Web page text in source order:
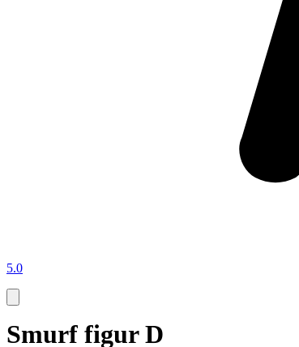
5.0
Smurf figur D